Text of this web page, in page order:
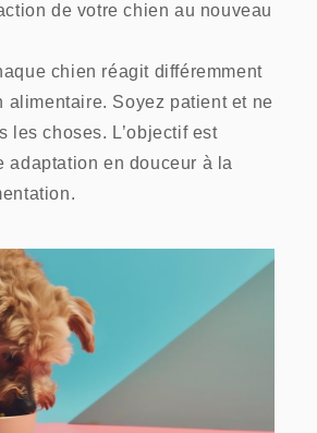
de votre chien au nouveau
chien réagit différemment
alimentaire. Soyez patient et ne
les choses. L’objectif est
adaptation en douceur à la